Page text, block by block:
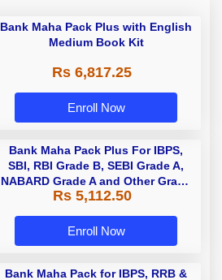
Bank Maha Pack Plus with English
Medium Book Kit
Rs 6,817.25
Enroll Now
Bank Maha Pack Plus For IBPS,
SBI, RBI Grade B, SEBI Grade A,
NABARD Grade A and Other Grade
A & Grade B Bank Exams
Rs 5,112.50
Enroll Now
Bank Maha Pack for IBPS, RRB &